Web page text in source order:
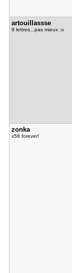
artouillas​sse
9 lettres...pas mieux :o
zonka
x58 forever!